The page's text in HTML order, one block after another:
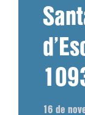
16 de